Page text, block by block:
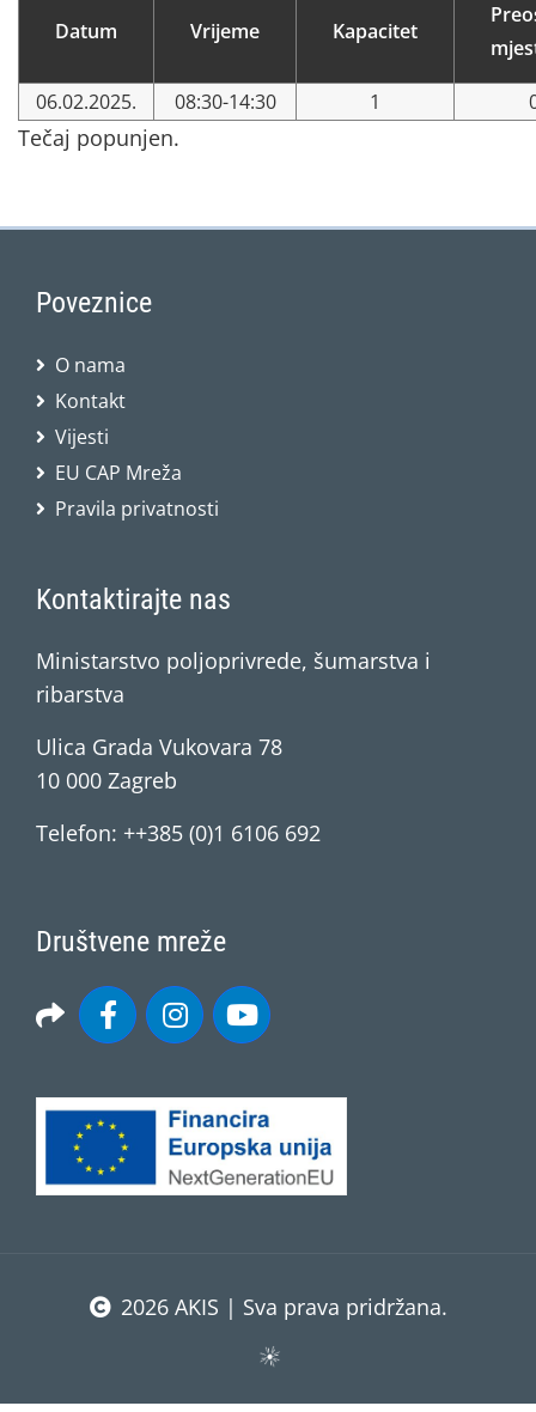
Datum Vrijeme Kapacitet
06.02.2025. 08:30-14:30 1
Tečaj popunjen.
Poveznice
O nama
Kontakt
Vijesti
EU CAP Mreža
Pravila privatnosti
Kontaktirajte nas
Ministarstvo poljoprivrede, šumarstva i
ribarstva
Ulica Grada Vukovara 78
10 000 Zagreb
Telefon: ++385 (0)1 6106 692
Društvene mreže
2026 AKIS | Sva prava pridržana.